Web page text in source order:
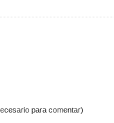
para comentar)